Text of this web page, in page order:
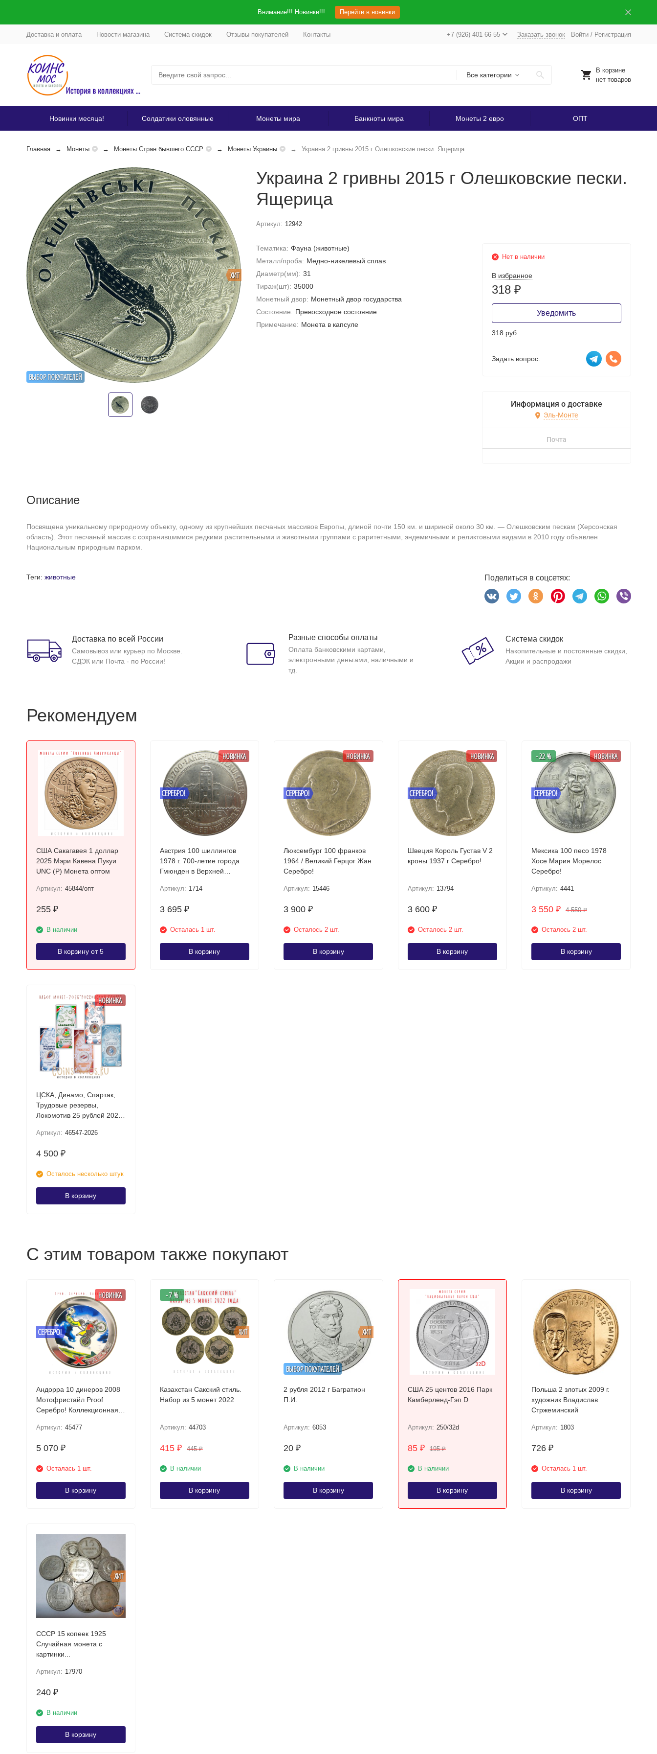
Внимание!!! Новинки!!! Перейти в новинки
Доставка и оплата Новости магазина Система скидок Отзывы покупателей Контакты +7 (926) 401-66-55 Заказать звонок Войти/ Регистрация
Все категории
В корзине
нет товаров
Новинки месяца! Солдатики оловянные Монеты мира Банкноты мира Монеты 2 евро ОПТ
Главная Монеты Монеты Стран бывшего СССР Монеты Украины Украина 2 гривны 2015 г Олешковские пески. Ящерица
ВЫБОР ПОКУПАТЕЛЕЙ
ХИТ
Украина 2 гривны 2015 г Олешковские пески.
Ящерица
Артикул: 12942
Тематика: Фауна (животные)
Металл/проба: Медно-никелевый сплав
Диаметр(мм): 31
Тираж(шт): 35000
Монетный двор: Монетный двор государства
Состояние: Превосходное состояние
Примечание: Монета в капсуле
Нет в наличии
В избранное
318 ₽
Уведомить
318 руб.
Задать вопрос:
Информация о доставке
Эль-Монте
Почта
Описание
Посвящена уникальному природному объекту, одному из крупнейших песчаных массивов Европы, длиной почти 150 км. и шириной около 30 км. — Олешковским пескам (Херсонская
область). Этот песчаный массив с сохранившимися редкими растительными и животными группами с раритетными, эндемичными и реликтовыми видами в 2010 году объявлен
Национальным природным парком.
Теги: животные Поделиться в соцсетях:
Доставка по всей России
Самовывоз или курьер по Москве.
СДЭК или Почта - по России!
Разные способы оплаты
Оплата банковскими картами,
электронными деньгами, наличными и
тд.
Система скидок
Накопительные и постоянные скидки,
Акции и распродажи
Рекомендуем
США Сакагавея 1 доллар
2025 Мэри Кавена Пукуи
UNC (P) Монета оптом
Артикул: 45844/опт
255 ₽
В наличии
В корзину от 5
СЕРЕБРО!
НОВИНКА
Австрия 100 шиллингов
1978 г. 700-летие города
Гмюнден в Верхней
Артикул: 1714
3 695 ₽
Осталась 1 шт.
В корзину
СЕРЕБРО!
НОВИНКА
Люксембург 100 франков
1964 / Великий Герцог Жан
Серебро!
Артикул: 15446
3 900₽
Осталось 2 шт.
В корзину
СЕРЕБРО!
НОВИНКА
Швеция Король Густав V 2
кроны 1937 г Серебро!
Артикул: 13794
3 600 ₽
Осталось 2 шт.
В корзину
СЕРЕБРО!
- 22 % НОВИНКА
Мексика 100 песо 1978
Хосе Мария Морелос
Серебро!
Артикул: 4441
3 550₽ 4 550₽
Осталось 2 шт.
В корзину
НОВИНКА
ЦСКА, Динамо, Спартак,
Трудовые резервы,
Локомотив 25 рублей 2026
Набор цветных монет в
Артикул: 46547-2026
4 500 ₽
Осталось несколько штук
В корзину
С этим товаром также покупают
СЕРЕБРО!
НОВИНКА
Андорра 10 динеров 2008
Мотофристайл Proof
Серебро! Коллекционная
Артикул: 45477
5 070 ₽
Осталась 1 шт.
В корзину
ХИТ
- 7 %
Казахстан Сакский стиль.
Набор из 5 монет 2022
Артикул: 44703
415 ₽ 445₽
В наличии
В корзину
ВЫБОР ПОКУПАТЕЛЕЙ
ХИТ
2 рубля 2012 г Багратион
П.И.
Артикул: 6053
20₽
В наличии
В корзину
США 25 центов 2016 Парк
Камберленд-Гэп D
Артикул: 250/32d
85 ₽ 195₽
В наличии
В корзину
Польша 2 злотых 2009 г.
художник Владислав
Стржеминский
Артикул: 1803
726₽
Осталась 1 шт.
В корзину
ХИТ
СССР 15 копеек 1925
Случайная монета с
картинки...
Артикул: 17970
240 ₽
В наличии
В корзину